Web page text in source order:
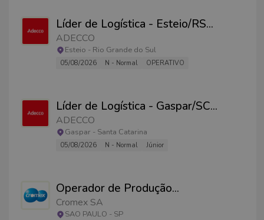
Líder de Logística - Esteio/RS...
ADECCO
Esteio - Rio Grande do Sul
05/08/2026 N - Normal OPERATIVO
Líder de Logística - Gaspar/SC...
ADECCO
Gaspar - Santa Catarina
05/08/2026 N - Normal Júnior
Operador de Produção...
Cromex SA
SAO PAULO - SP